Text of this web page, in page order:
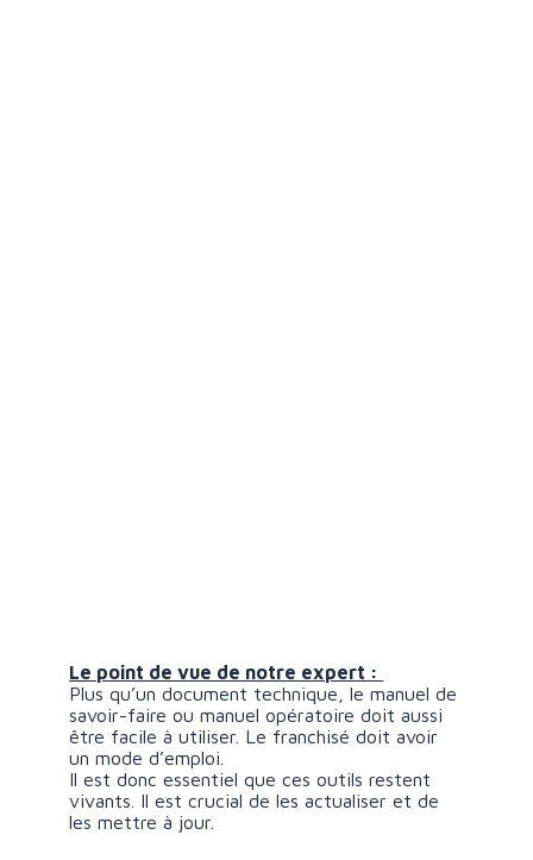
Le point de vue de notre expert :
Plus qu’un document technique, le manuel de
savoir-faire ou manuel opératoire doit aussi
être facile à utiliser. Le franchisé doit avoir
un mode d’emploi.
Il est donc essentiel que ces outils restent
vivants. Il est crucial de les actualiser et de
les mettre à jour.